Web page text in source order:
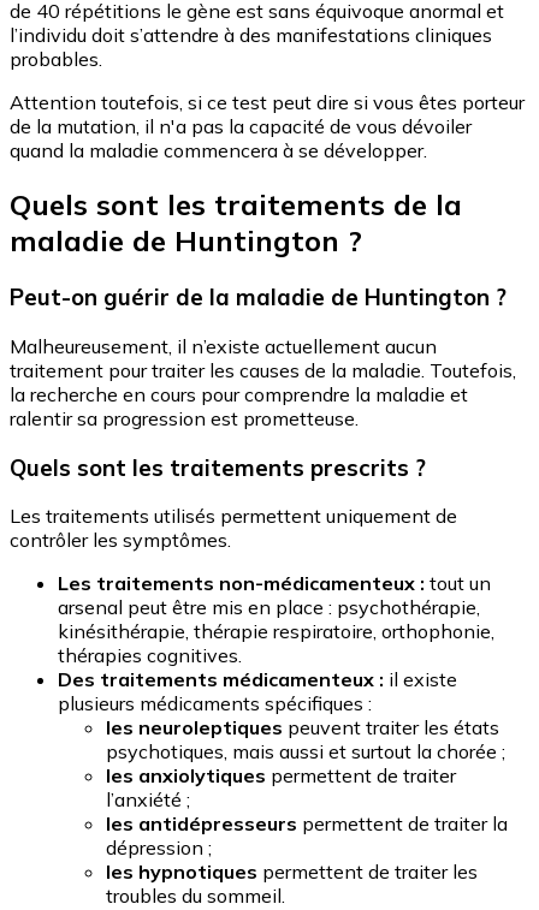
de 40 répétitions le gène est sans équivoque anormal et
l’individu doit s’attendre à des manifestations cliniques
probables.
Attention toutefois, si ce test peut dire si vous êtes porteur
de la mutation, il n'a pas la capacité de vous dévoiler
quand la maladie commencera à se développer.
Quels sont les traitements de la
maladie de Huntington ?
Peut-on guérir de la maladie de Huntington ?
Malheureusement, il n’existe actuellement aucun
traitement pour traiter les causes de la maladie. Toutefois,
la recherche en cours pour comprendre la maladie et
ralentir sa progression est prometteuse.
Quels sont les traitements prescrits ?
Les traitements utilisés permettent uniquement de
contrôler les symptômes.
Les traitements non-médicamenteux : tout un
arsenal peut être mis en place : psychothérapie,
kinésithérapie, thérapie respiratoire, orthophonie,
thérapies cognitives.
Des traitements médicamenteux : il existe
plusieurs médicaments spécifiques :
les neuroleptiques peuvent traiter les états
psychotiques, mais aussi et surtout la chorée ;
les anxiolytiques permettent de traiter
l’anxiété ;
les antidépresseurs permettent de traiter la
dépression ;
les hypnotiques permettent de traiter les
troubles du sommeil.